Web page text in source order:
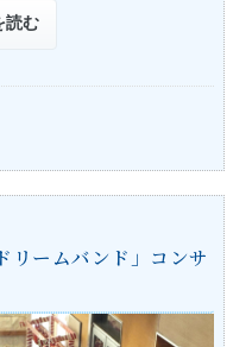
読む
リームバンド」コンサ